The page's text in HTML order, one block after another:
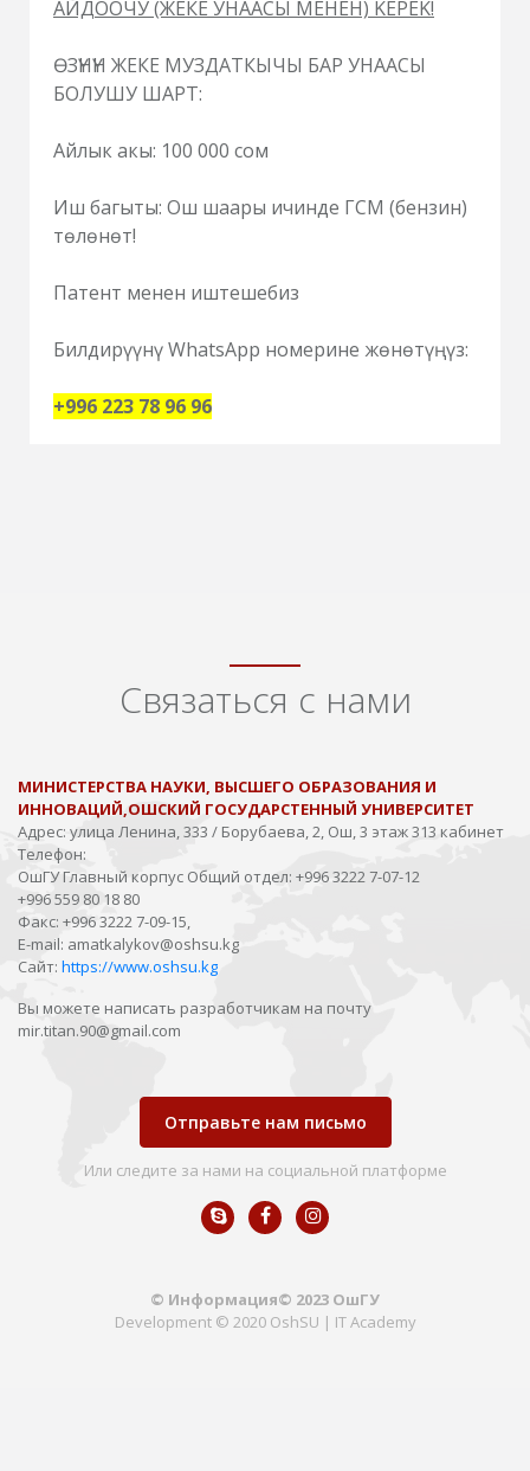
АЙДООЧУ (ЖЕКЕ УНААСЫ МЕНЕН) ΚΕΡΕΚ!
ӨЗҮНҮН ЖЕКЕ МУЗДАТКЫЧЫ БАР УНААСЫ
БОЛУШУ ШАРТ:
Айлык акы: 100 000 сом
Иш багыты: Ош шаары ичинде ГСМ (бензин)
төлөнөт!
Патент менен иштешебиз
Билдирүүнү WhatsApp номерине жөнөтүңүз:
+996 223 78 96 96
Связаться с нами
МИНИСТЕРСТВА НАУКИ, ВЫСШЕГО ОБРАЗОВАНИЯ И
ИННОВАЦИЙ,ОШСКИЙ ГОСУДАРСТЕННЫЙ УНИВЕРСИТЕТ
Адрес: улица Ленина, 333 / Борубаева, 2, Ош, 3 этаж 313 кабинет
Телефон:
ОшГУ Главный корпус Общий отдел: +996 3222 7-07-12
+996 559 80 18 80
Факс: +996 3222 7-09-15,
E-mail: amatkalykov@oshsu.kg
Сайт: https://www.oshsu.kg
Вы можете написать разработчикам на почту
mir.titan.90@gmail.com
Отправьте нам письмо
Или следите за нами на социальной платформе
© Информация© 2023 ОшГУ
Development © 2020 OshSU | IT Academy